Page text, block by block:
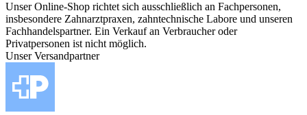
Unser Online-Shop richtet sich ausschließlich an Fachpersonen,
insbesondere Zahnarztpraxen, zahntechnische Labore und unseren
Fachhandelspartner. Ein Verkauf an Verbraucher oder
Privatpersonen ist nicht möglich.
Unser Versandpartner